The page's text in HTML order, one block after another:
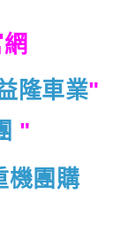
隆車業"
"
機團購